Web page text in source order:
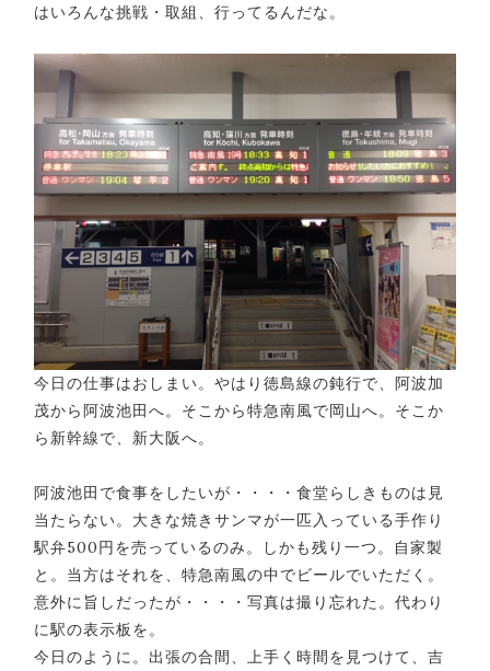
はいろんな挑戦・取組、行ってるんだな。
今日の仕事はおしまい。やはり徳島線の鈍行で、阿波加
茂から阿波池田へ。そこから特急南風で岡山へ。そこか
ら新幹線で、新大阪へ。
阿波池田で食事をしたいが・・・・食堂らしきものは見
当たらない。大きな焼きサンマが一匹入っている手作り
駅弁500円を売っているのみ。しかも残り一つ。自家製
と。当方はそれを、特急南風の中でビールでいただく。
意外に旨しだったが・・・・写真は撮り忘れた。代わり
に駅の表示板を。
今日のように。出張の合間、上手く時間を見つけて、吉